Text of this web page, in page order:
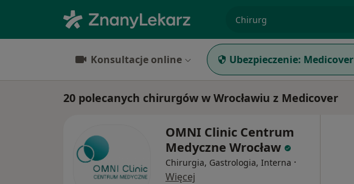
Konsultacje online Ubezpieczenie: Medicover
20 polecanych chirurgów w Wrocławiu z Medicover
OMNI Clinic Centrum
Medyczne Wrocław
Chirurgia, Gastrologia, Interna ·
Więcej